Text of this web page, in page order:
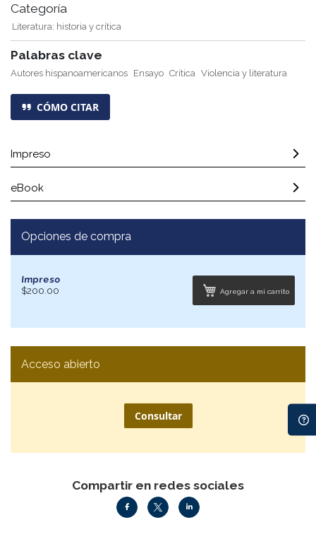
Categoría
Literatura: historia y crítica
Palabras clave
Autores hispanoamericanos Ensayo Crítica Violencia y literatura
CÓMO CITAR
Impreso
eBook
Opciones de compra
Impreso
$200.00
Agregar a mi carrito
Acceso abierto
Consultar
Compartir en redes sociales